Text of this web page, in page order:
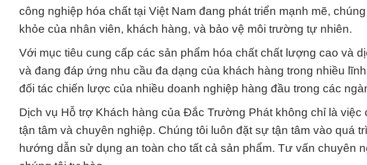
công nghiệp hóa chất tại Việt Nam đang phát triển mạnh mẽ,
khỏe của nhân viên, khách hàng, và bảo vệ môi trường tự nhiên.
Với mục tiêu cung cấp các sản phẩm hóa chất chất lượng cao và
và đang đáp ứng nhu cầu đa dạng của khách hàng trong nhiều
đối tác chiến lược của nhiều doanh nghiệp hàng đầu trong các
Dịch vụ Hỗ trợ Khách hàng của Đắc Trường Phát không chỉ là
tận tâm và chuyên nghiệp. Chúng tôi luôn đặt sự tận tâm vào quá
hướng dẫn sử dụng an toàn cho tất cả sản phẩm. Tư vấn chuyên